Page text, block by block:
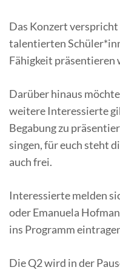
Das Konzert
talentierten
Fähigkeit präsentieren
Darüber hinaus
weitere Interessierte
Begabung zu
singen, für euch steht
auch frei.
Interessierte melden
oder Emanuela
ins Programm
Die Q2 wird in der